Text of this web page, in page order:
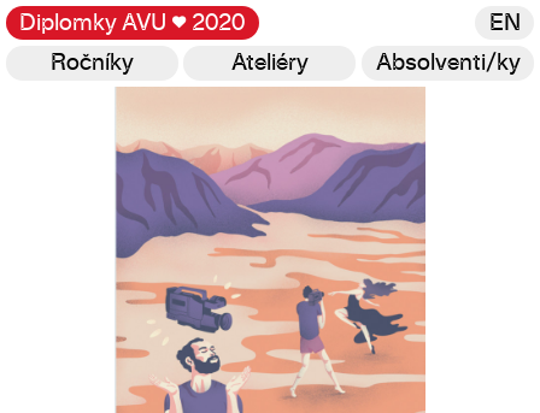
Diplomky AVU ♥ 2020
EN
Ročníky
Ateliéry Absolventi/ky